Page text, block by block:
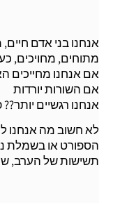
אנחנו בני אדם
מתוחים, מחויכים,
אם אנחנו מחייכים
אם השורות יורדות
אנחנו רגשיים
לא חשוב מה אנחנו
הספורט או בשמלת
תשישות של הערב,